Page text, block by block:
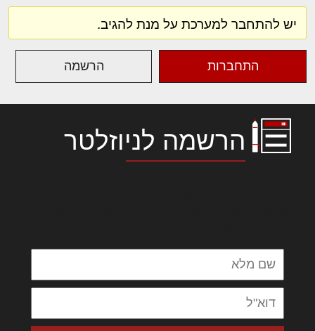
יש להתחבר למערכת על מנת להגיב.
התחברות הרשמה
הרשמה לניוזלטר